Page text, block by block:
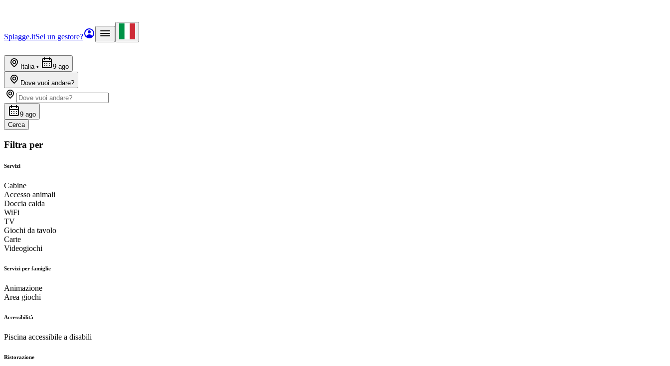
Spiagge.itSei un gestore?
Italia• 9 ago
Dove vuoi andare?
9 ago
Cerca
Filtra per
Servizi
Cabine
Accesso animali
Doccia calda
WiFi
TV
Giochi da tavolo
Carte
Videogiochi
Servizi per famiglie
Animazione
Area giochi
Accessibilità
Piscina accessibile a disabili
Ristorazione